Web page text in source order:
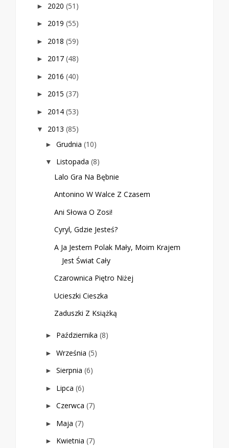
► 2020 (51)
► 2019 (55)
► 2018 (59)
► 2017 (48)
► 2016 (40)
► 2015 (37)
► 2014 (53)
▼ 2013 (85)
► Grudnia (10)
▼ Listopada (8)
Lalo Gra Na Bębnie
Antonino W Walce Z Czasem
Ani Słowa O Zosi!
Cyryl, Gdzie Jesteś?
A Ja Jestem Polak Mały, Moim Krajem
Jest Świat Cały
Czarownica Piętro Niżej
Ucieszki Cieszka
Zaduszki Z Książką
► Października (8)
► Września (5)
► Sierpnia (6)
► Lipca (6)
► Czerwca (7)
► Maja (7)
► Kwietnia (7)